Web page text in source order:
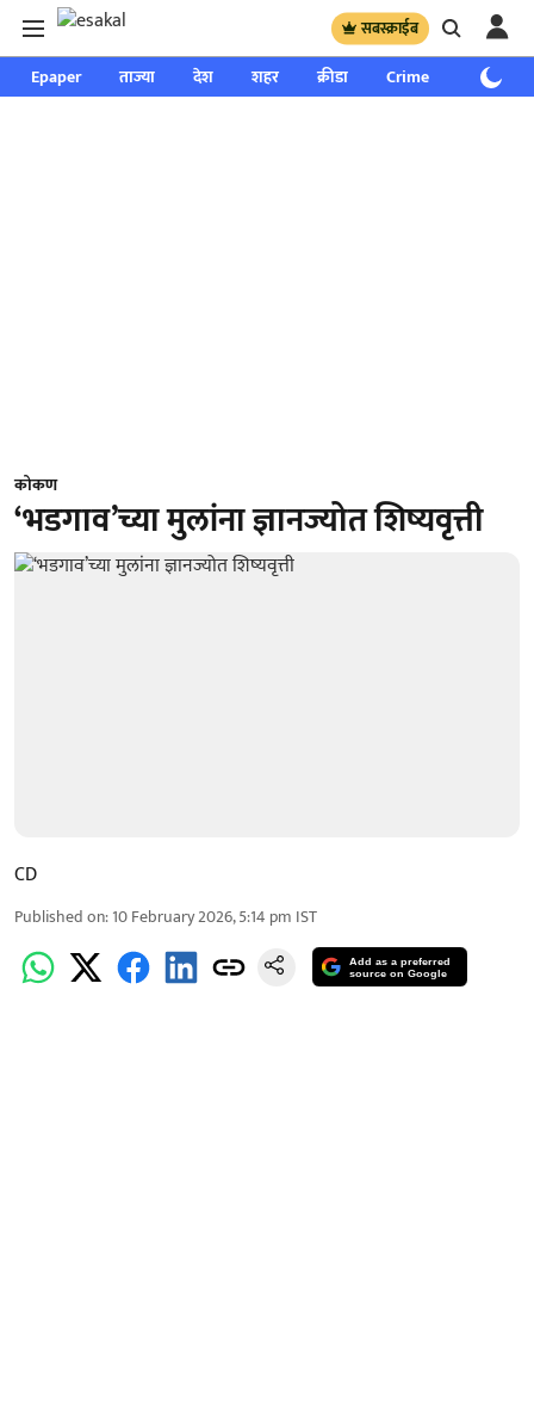
सबस्क्राईब
Epaper ताज्या देश शहर क्रीडा Crime साप्ताहिक
कोकण
‘भडगाव’च्या मुलांना ज्ञानज्योत शिष्यवृत्ती
CD
Published on:10 February 2026, 5:14 pm IST
Add as a preferred
source on Google